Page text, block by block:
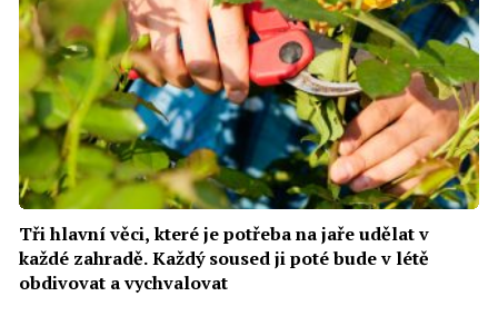
Tři hlavní věci, které je potřeba na jaře udělat v
každé zahradě. Každý soused ji poté bude v létě
obdivovat a vychvalovat